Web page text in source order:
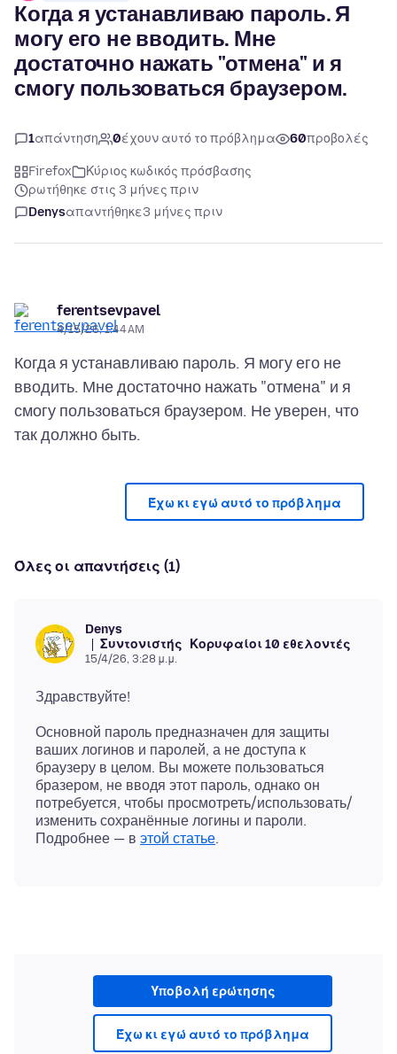
Когда я устанавливаю пароль. Я
могу его не вводить. Мне
достаточно нажать "отмена" и я
смогу пользоваться браузером.
1απάντηση 0έχουν αυτό το πρόβλημα 60προβολές
Firefox
Κύριος κωδικός πρόσβασης
ρωτήθηκε στις 3 μήνες πριν
Denysαπαντήθηκε3 μήνες πριν
ferentsevpavel
4/15/26, 1:44 AM
Когда я устанавливаю пароль. Я могу его не
вводить. Мне достаточно нажать "отмена" и я
смогу пользоваться браузером. Не уверен, что
Έχω κι εγώ αυτό το πρόβλημα
Όλες οι απαντήσεις (1)
Denys
Συντονιστής
Κορυφαίοι 10 εθελοντές
15/4/26, 3:28 μ.μ.
Основной пароль предназначен для защиты
ваших логинов и паролей, а не доступа к
браузеру в целом. Вы можете пользоваться
бразером, не вводя этот пароль, однако он
потребуется, чтобы просмотреть/использовать/
изменить сохранённые логины и пароли.
Подробнее — в этой статье
Υποβολή ερώτησης
Έχω κι εγώ αυτό το πρόβλημα